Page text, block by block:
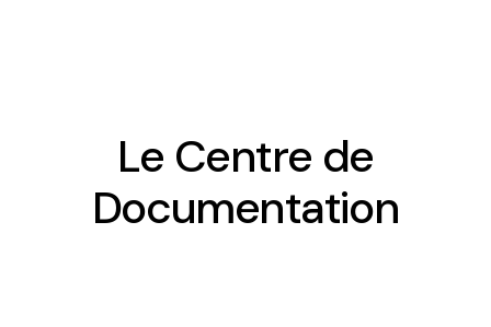
Le Centre de
Documentation